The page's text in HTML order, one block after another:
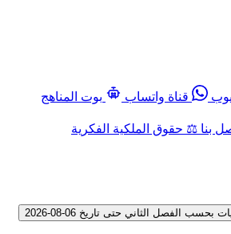
قناة واتساب
بوت المناهج
بنا ⚖️ حقوق الملكية الفكرية
الفصل الثاني حتى تاريخ 06-08-2026